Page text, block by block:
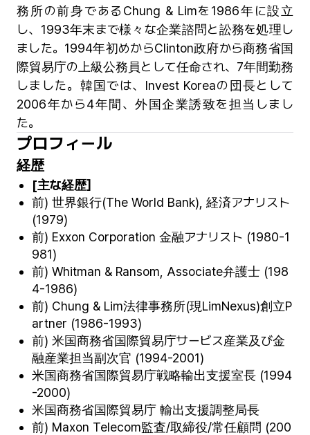
務所の前身であるChung & Limを1986年に設立
し、1993年末まで様々な企業諮問と訟務を処理し
ました。1994年初めからClinton政府から商務省国
際貿易庁の上級公務員として任命され、7年間勤務
しました。韓国では、Invest Koreaの団長として
2006年から4年間、外国企業誘致を担当しまし
た。
プロフィール
経歴
[主な経歴］
前) 世界銀行(The World Bank), 経済アナリスト
(1979)
前) Exxon Corporation 金融アナリスト (1980-1
981)
前) Whitman & Ransom, Associate弁護士 (198
4-1986)
前) Chung & Lim法律事務所(現LimNexus)創立P
artner (1986-1993)
前) 米国商務省国際貿易庁サービス産業及び金
融産業担当副次官 (1994-2001)
米国商務省国際貿易庁戦略輸出支援室長 (1994
-2000)
米国商務省国際貿易庁 輸出支援調整局長
前) Maxon Telecom監査/取締役/常任顧問 (200